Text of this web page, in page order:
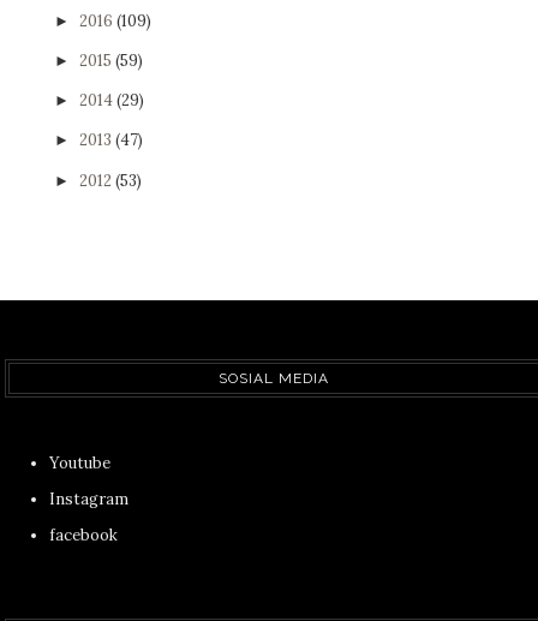
► 2016 (109)
► 2015 (59)
► 2014(29)
► 2013 (47)
► 2012 (53)
SOSIAL MEDIA
Youtube
Instagram
facebook